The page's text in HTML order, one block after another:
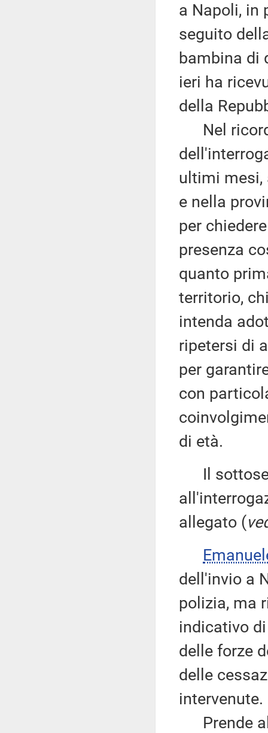
a Napoli, in
seguito
bambina di
ieri ha
della
Nel
ultimi mesi,
e nella
per
presenza
quanto
territorio,
intenda
ripetersi di
per
con
di età.
Il
allegato (
dell'invio a
polizia, ma
indicativo
delle forze
delle
intervenute.
Prende